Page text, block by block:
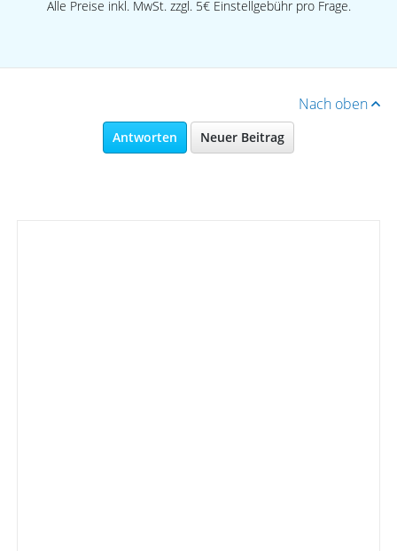
Alle Preise inkl. MwSt. zzgl. 5€ Einstellgebühr pro Frage.
Nach oben
Antworten Neuer Beitrag